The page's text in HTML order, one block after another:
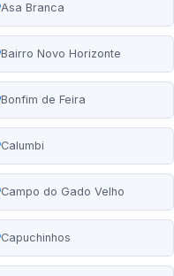
Asa Branca
Bairro Novo Horizonte
Bonfim de Feira
Calumbi
Campo do Gado Velho
Capuchinhos